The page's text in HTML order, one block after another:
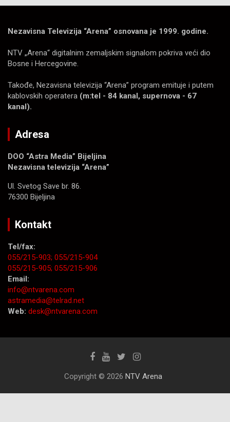
Nezavisna Televizija “Arena” osnovana je 1999. godine.
NTV „Arena“ digitalnim zemaljskim signalom pokriva veći dio
Bosne i Hercegovine.
Takođe, Nezavisna televizija “Arena” program emituje i putem
kablovskih operatera (m:tel - 84 kanal, supernova - 67
kanal).
Adresa
DOO “Astra Media” Bijeljina
Nezavisna televizija “Arena”
Ul. Svetog Save br. 86.
76300 Bijeljina
Kontakt
Tel/fax:
055/215-903; 055/215-904
055/215-905; 055/215-906
Email:
info@ntvarena.com
astramedia@telrad.net
Web: desk@ntvarena.com
Copyright © 2026 NTV Arena